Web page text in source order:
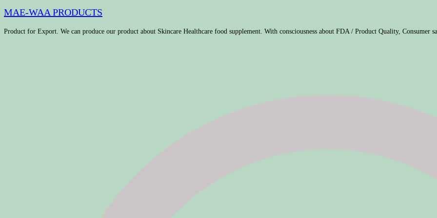
MAE-WAA PRODUCTS
Product for Export. We can produce our product about Skincare Healthcare food supplement. With consciousness about FDA / Product Quality, Consumer